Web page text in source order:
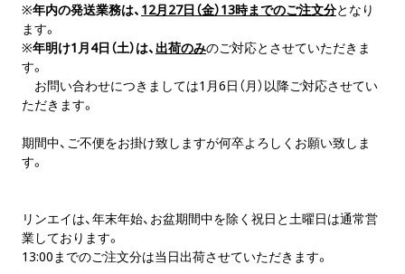
※年内の発送業務は、 12月27日（金）13時までのご注文分となり
ます。
※年明け1月4日（土）は、 出荷のみのご対応とさせていただきま
す。
お問い合わせにつきましては1月6日（月）以降ご対応させてい
ただきます。
期間中、ご不便をお掛け致しますが何卒よろしくお願い致しま
す。
リンエイは、年末年始、お盆期間中を除く祝日と土曜日は通常営
業しております。
13:00までのご注文分は当日出荷させていただきます。